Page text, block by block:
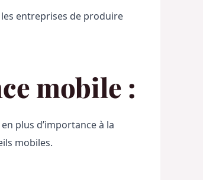
entreprises de produire
mobile :
plus d’importance à la
mobiles.